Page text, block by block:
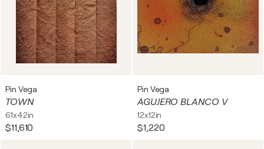
Pin Vega
TOWN
61x42in
$11,610
Pin Vega
AGUJERO BLANCO V
12x12in
$1,220